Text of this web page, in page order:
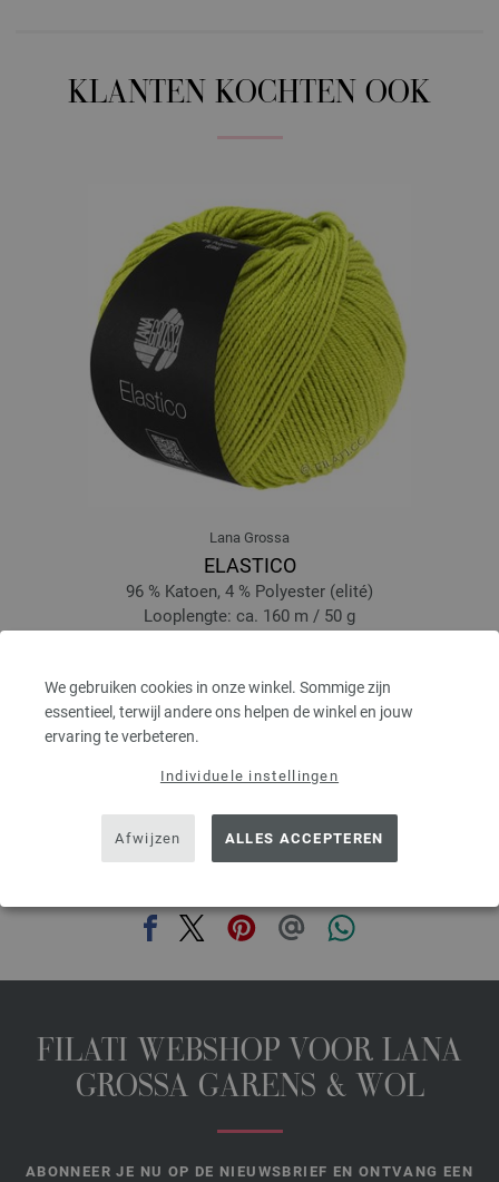
We gebruiken cookies in onze winkel. Sommige zijn
essentieel, terwijl andere ons helpen de winkel en jouw
ervaring te verbeteren.
Individuele instellingen
Afwijzen ALLES ACCEPTEREN
KLANTEN KOCHTEN OOK
Lana Grossa
ELASTICO
96 % Katoen, 4 % Polyester (elité)
Looplengte: ca. 160 m / 50 g
4,86 $
excl. btw, excl. verzendkosten, Artikelprijs: 83,20 € / kg
FILATI WEBSHOP VOOR LANA
GROSSA GARENS & WOL
ABONNEER JE NU OP DE NIEUWSBRIEF EN ONTVANG EEN